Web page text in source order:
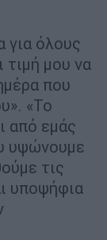
για όλους
τιμή μου να
που
«Το
από εμάς
υψώνουμε
τις
υποψήφια